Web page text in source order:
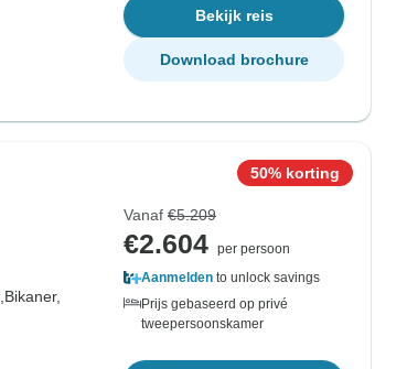
Bekijk reis
Download brochure
Bikaner,
50% korting
Vanaf €5.209
€2.604 per persoon
Aanmelden to unlock savings
Prijs gebaseerd op privé
tweepersoonskamer